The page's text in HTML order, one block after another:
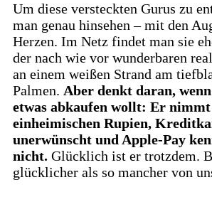
Um diese versteckten Gurus zu
man genau hinsehen – mit den
Herzen. Im Netz findet man sie
der nach wie vor wunderbaren
an einem weißen Strand am
Palmen. Aber denkt daran,
etwas abkaufen wollt: Er
einheimischen Rupien,
unerwünscht und Apple-Pay
nicht. Glücklich ist er trotzdem.
glücklicher als so mancher von